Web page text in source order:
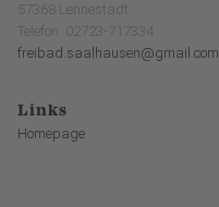
57368 Lennestadt
Telefon: 02723-717334
freibad.saalhausen@gmail.com
Links
Homepage